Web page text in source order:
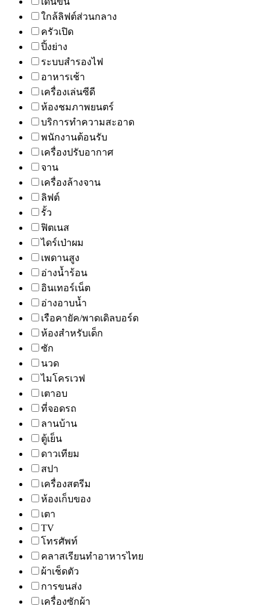
ใกล้ลิฟต์ส่วนกลาง
ครัวเปิด
ปิ้งย่าง
ระบบสำรองไฟ
อาหารเช้า
เครื่องเล่นซีดี
ห้องชมภาพยนตร์
บริการทำความสะอาด
พนักงานต้อนรับ
เครื่องปรับอากาศ
จาน
เครื่องล้างจาน
ลิฟต์
รั้ว
ฟิตเนส
ไดร์เป่าผม
เพดานสูง
อ่างน้ำร้อน
อินเทอร์เน็ต
อ่างอาบน้ำ
เรือคายัค/พาดเดิลบอร์ด
ห้องสำหรับเด็ก
ซัก
นวด
ไมโครเวฟ
เตาอบ
ที่จอดรถ
ลานบ้าน
ตู้เย็น
ดาวเทียม
สปา
เครื่องสตรีม
ห้องเก็บของ
เตา
TV
โทรศัพท์
คลาสเรียนทำอาหารไทย
ผ้าเช็ดตัว
การขนส่ง
เครื่องซักผ้า